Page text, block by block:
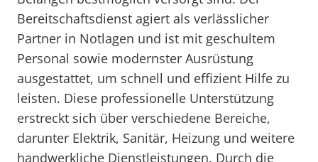
Bereitschaftsdienst agiert als verlässlicher
Partner in Notlagen und ist mit geschultem
Personal sowie modernster Ausrüstung
ausgestattet, um schnell und effizient Hilfe zu
leisten. Diese professionelle Unterstützung
erstreckt sich über verschiedene Bereiche,
darunter Elektrik, Sanitär, Heizung und weitere
handwerkliche Dienstleistungen. Durch die